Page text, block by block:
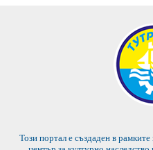
Този портал е създаден в